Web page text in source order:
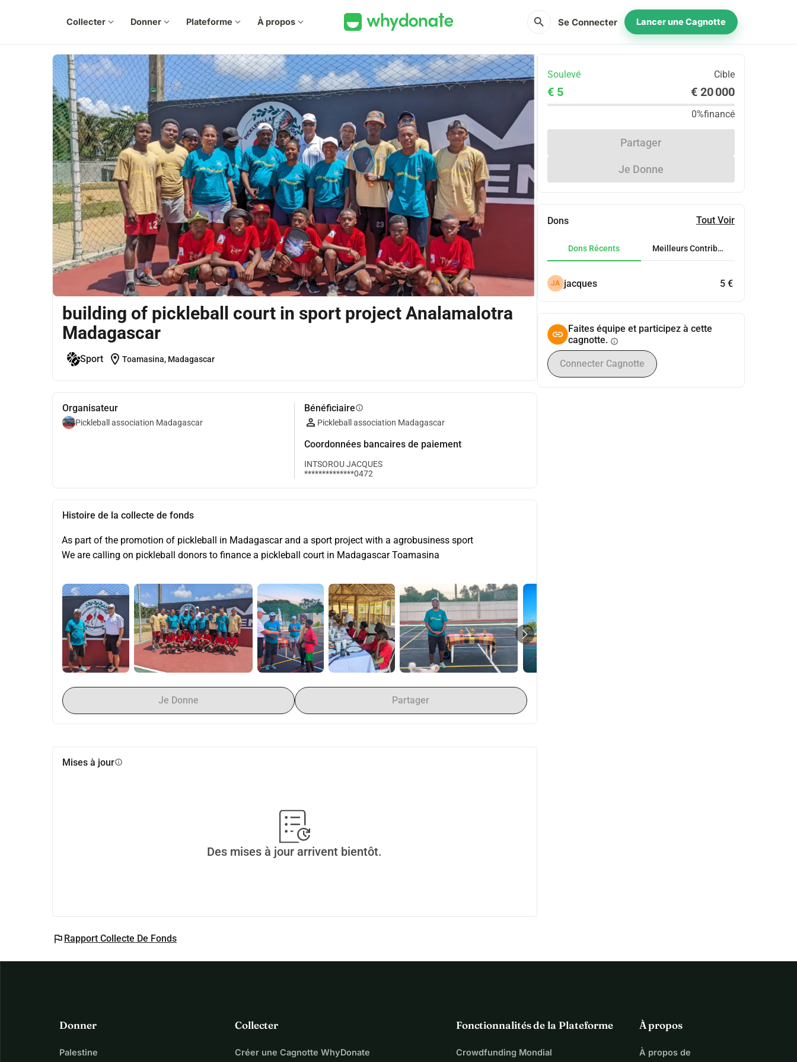
Collecter expand_more Donner expand_more Plateforme expand_more À propos expand_more search Se Connecter Lancer une Cagnotte
building of pickleball court in sport project Analamalotra
Madagascar
Sport location_on Toamasina, Madagascar
Organisateur
Pickleball association Madagascar
Bénéficiaireinfo
Pickleball association Madagascar
Coordonnées bancaires de paiement
INTSOROU JACQUES
**************0472
Histoire de la collecte de fonds
As part of the promotion of pickleball in Madagascar and a sport project with a agrobusiness sport
We are calling on pickleball donors to finance a pickleball court in Madagascar Toamasina
Je Donne Partager
Mises à jourinfo
Des mises à jour arrivent bientôt.
flag Rapport Collecte De Fonds
Soulevé Cible
€ 5 € 20 000
0%financé
Partager
Je Donne
Dons Tout Voir
Dons Récents Meilleurs Contributeurs
JA jacques 5 €
Faites équipe et participez à cette
cagnotte. info
Connecter Cagnotte
Donner
Palestine
Collecter
Créer une Cagnotte WhyDonate
Fonctionnalités de la Plateforme
Crowdfunding Mondial
À propos
À propos de